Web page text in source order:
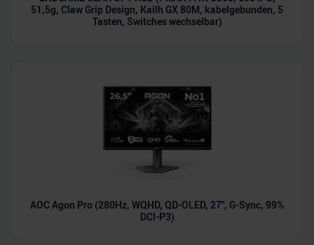
51,5g, Claw Grip Design, Kailh GX 80M, kabelgebunden, 5
Tasten, Switches wechselbar)
AOC Agon Pro (280Hz, WQHD, QD-OLED, 27", G-Sync, 99%
DCI-P3)